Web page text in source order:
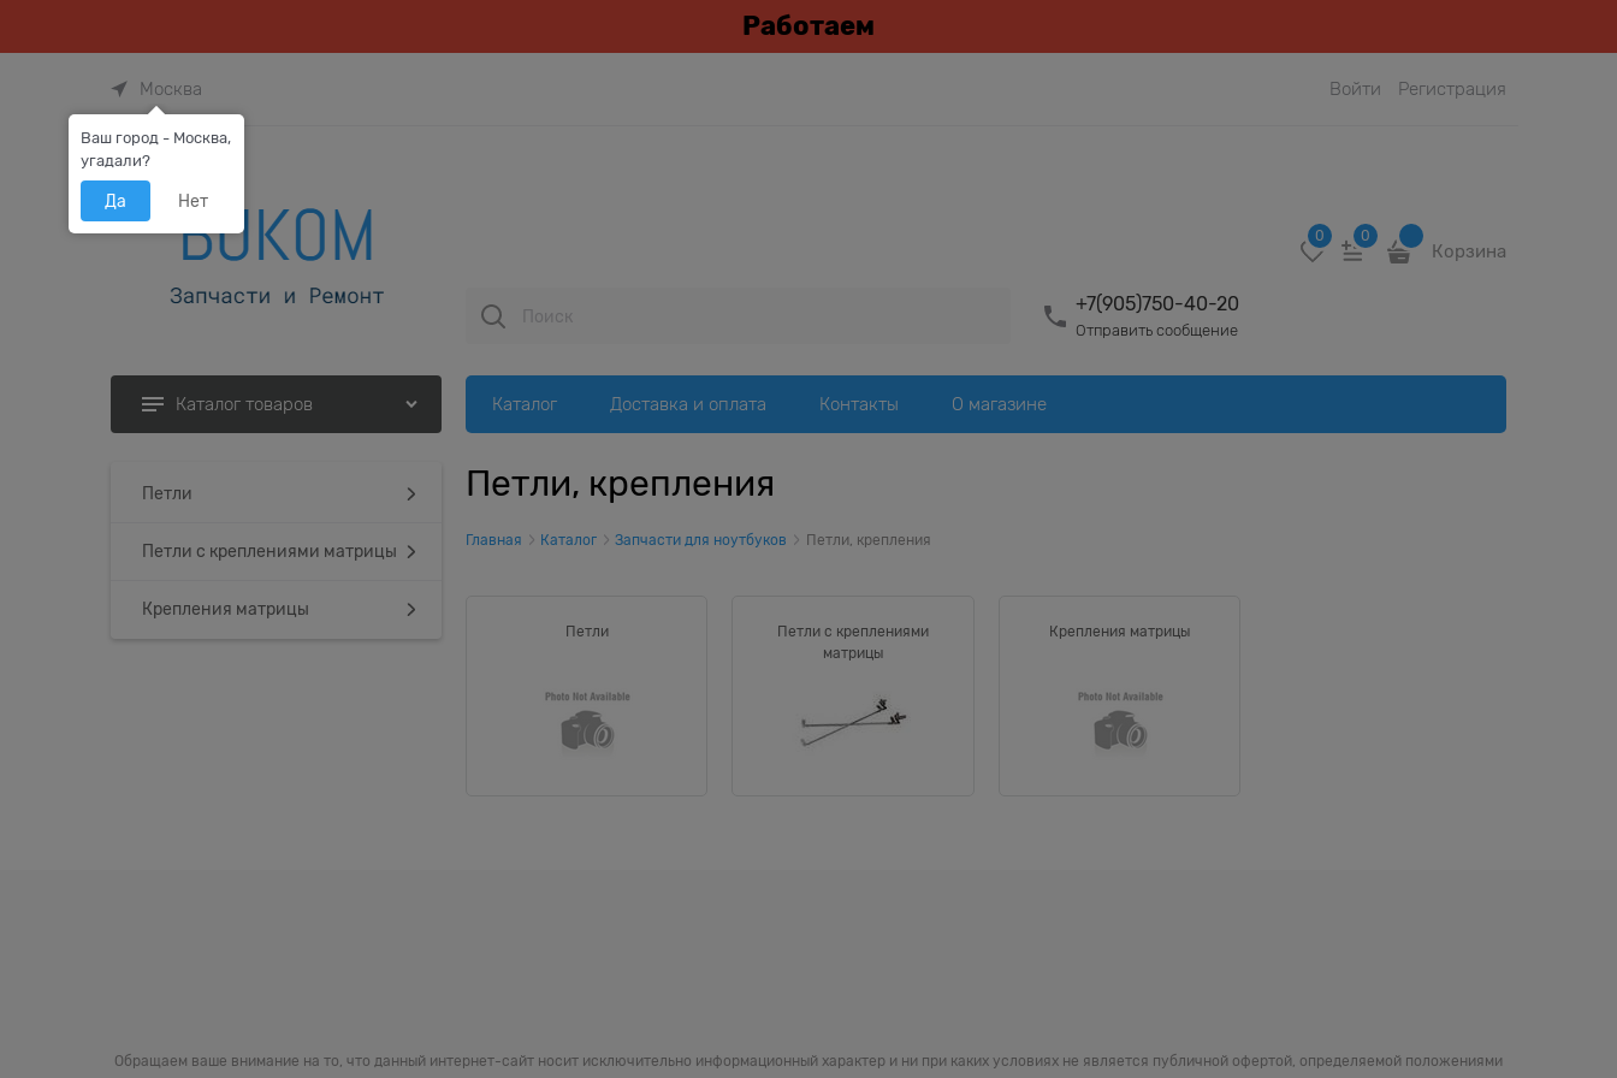
Работаем
Москва Войти Регистрация
+7(905)750-40-20
Отправить сообщение
0 0
Корзина
Каталог товаров Каталог Доставка и оплата Контакты О магазине
Петли
Петли с креплениями матрицы
Крепления матрицы
Петли, крепления
Главная Каталог Запчасти для ноутбуков Петли, крепления
Петли
Петли с креплениями
матрицы
Крепления матрицы
Обращаем ваше внимание на то, что данный интернет-сайт носит исключительно информационный характер и ни при каких условиях не является публичной офертой, определяемой положениями
Ваш город - Москва,
угадали?
Да Нет